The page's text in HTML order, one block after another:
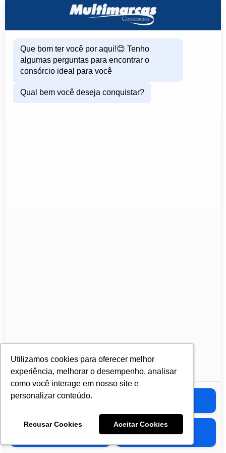
Utilizamos cookies para oferecer melhor
experiência, melhorar o desempenho, analisar
como você interage em nosso site e
personalizar conteúdo.
Recusar Cookies Aceitar Cookies
Utilizamos cookies para oferecer melhor
experiência, melhorar o desempenho, analisar
como você interage em nosso site e
personalizar conteúdo.
Recusar Cookies Aceitar Cookies
Que bom ter você por aqui!😊 Tenho
algumas perguntas para encontrar o
consórcio ideal para você
Qual bem você deseja conquistar?
Casa 🏡
Caminhão 🚛